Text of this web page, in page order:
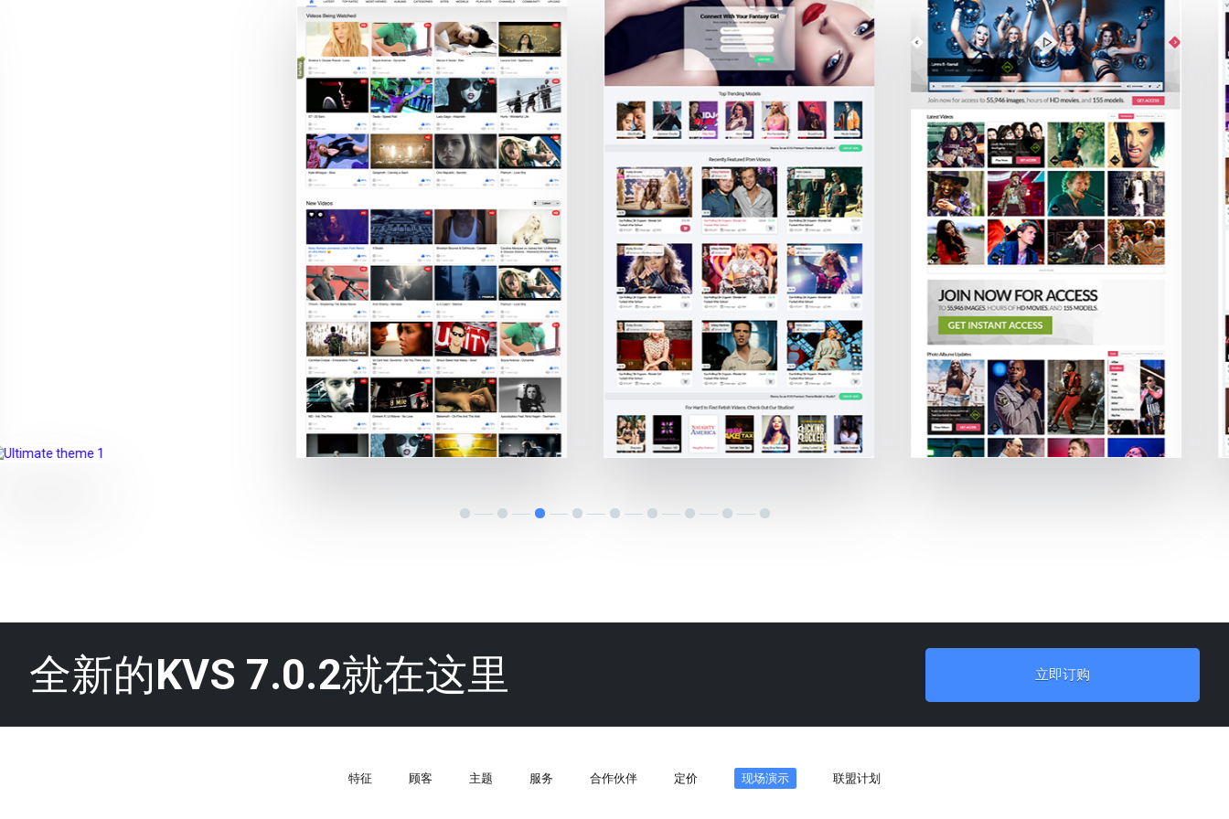
全新的KVS 7.0.2就在这里 立即订购
特征 顾客 主题 服务 合作伙伴 定价 现场演示 联盟计划